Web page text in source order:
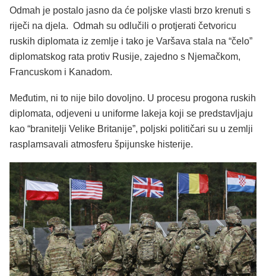
Odmah je postalo jasno da će poljske vlasti brzo krenuti s
riječi na djela. Odmah su odlučili o protjerati četvoricu
ruskih diplomata iz zemlje i tako je Varšava stala na “čelo”
diplomatskog rata protiv Rusije, zajedno s Njemačkom,
Francuskom i Kanadom.
Međutim, ni to nije bilo dovoljno. U procesu progona ruskih
diplomata, odjeveni u uniforme lakeja koji se predstavljaju
kao “branitelji Velike Britanije”, poljski političari su u zemlji
rasplamsavali atmosferu špijunske histerije.